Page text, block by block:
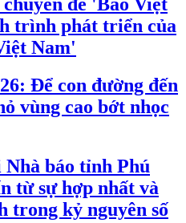
trình phát triển của
Nam'
Để con đường đến
vùng cao bớt nhọc
báo tỉnh Phú
từ sự hợp nhất và
trong kỷ nguyên số